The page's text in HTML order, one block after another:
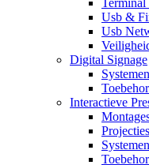
Usb &
Usb
Digital Signage
Systemen
Interactieve
Systemen